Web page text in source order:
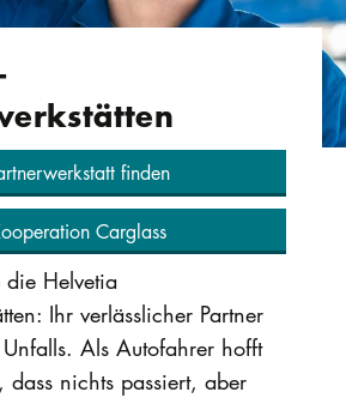
finden
Carglass
die Helvetia
Ihr verlässlicher Partner
Als Autofahrer hofft
dass nichts passiert, aber